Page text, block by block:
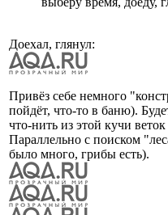
Доехал, глянул:
Привёз себе немного
пойдёт, что-то в баню).
что-нить из этой кучи веток
Параллельно с поиском
было много, грибы есть).